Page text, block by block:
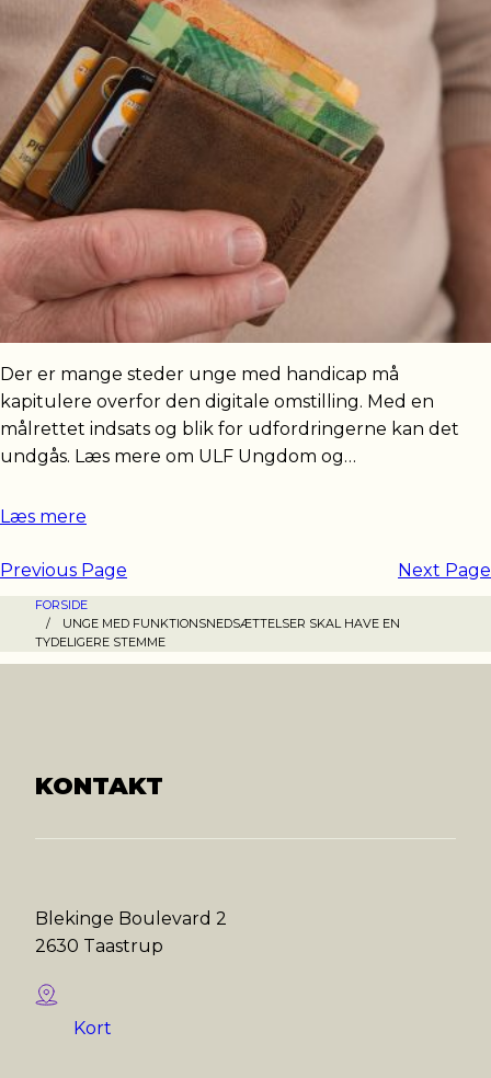
Der er mange steder unge med handicap må
kapitulere overfor den digitale omstilling. Med en
målrettet indsats og blik for udfordringerne kan det
undgås. Læs mere om ULF Ungdom og…
Læs mere
Previous Page Next Page
FORSIDE
/
UNGE MED FUNKTIONSNEDSÆTTELSER SKAL HAVE EN
TYDELIGERE STEMME
KONTAKT
Blekinge Boulevard 2
2630 Taastrup
Kort